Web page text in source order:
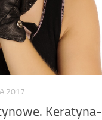
2017
Keratyna-